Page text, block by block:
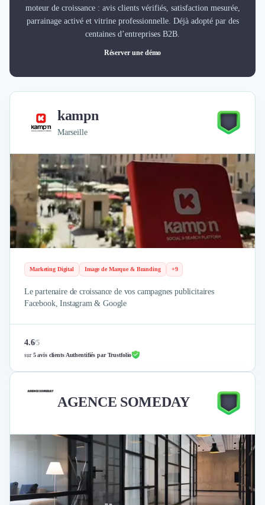
moteur de croissance : avis clients vérifiés, satisfaction mesurée,
parrainage activé et vitrine professionnelle. Déjà adopté par des
centaines d’entreprises B2B.
Réserver une démo
kampn
Marseille
Marketing Digital Image de Marque & Branding +9
Le partenaire de croissance de vos campagnes publicitaires
Facebook, Instagram & Google
4.6/5
sur5 avis clients Authentifiés par Trustfolio
AGENCE SOMEDAY